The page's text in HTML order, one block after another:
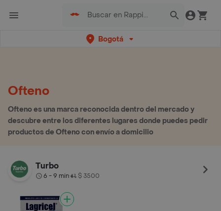
Bogotá
Ofteno
Ofteno es una marca reconocida dentro del mercado y
descubre entre los diferentes lugares donde puedes pedir
productos de Ofteno con envío a domicilio
Turbo
6 - 9 min• $ 3500